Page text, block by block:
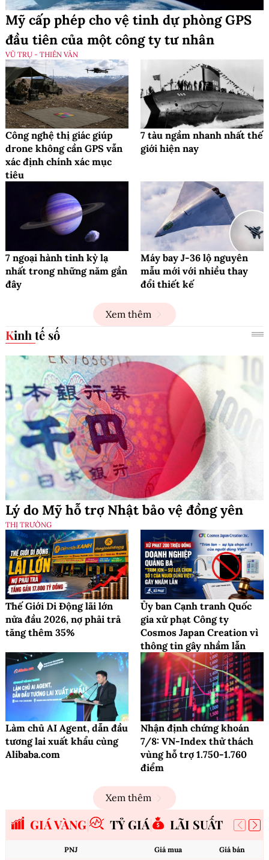
Mỹ cấp phép cho vệ tinh dự phòng GPS
đầu tiên của một công ty tư nhân
VŨ TRỤ - THIÊN VĂN
Công nghệ thị giác giúp
drone không cần GPS vẫn
xác định chính xác mục
tiêu
7 tàu ngầm nhanh nhất thế
giới hiện nay
7 ngoại hành tinh kỳ lạ
nhất trong những năm gần
đây
Máy bay J-36 lộ nguyên
mẫu mới với nhiều thay
đổi thiết kế
Xem thêm
Kinh tế số
Lý do Mỹ hỗ trợ Nhật bảo vệ đồng yên
THỊ TRƯỜNG
Thế Giới Di Động lãi lớn
nửa đầu 2026, nợ phải trả
tăng thêm 35%
Ủy ban Cạnh tranh Quốc
gia xử phạt Công ty
Cosmos Japan Creation vì
thông tin gây nhầm lẫn
Làm chủ AI Agent, dẫn đầu
tương lai xuất khẩu cùng
Alibaba.com
Nhận định chứng khoán
7/8: VN-Index thử thách
vùng hỗ trợ 1.750-1.760
điểm
Xem thêm
GIÁ VÀNG TỶ GIÁ LÃI SUẤT
PNJ Giá mua Giá bán